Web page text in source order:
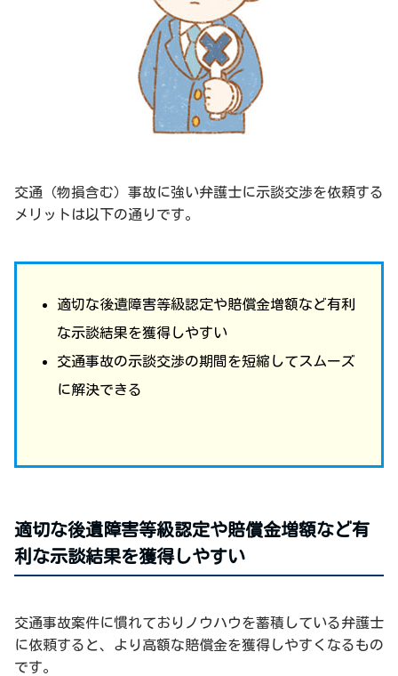
交通（物損含む）事故に強い弁護士に示談交渉を依頼する
メリットは以下の通りです。
適切な後遺障害等級認定や賠償金増額など有利
な示談結果を獲得しやすい
交通事故の示談交渉の期間を短縮してスムーズ
に解決できる
適切な後遺障害等級認定や賠償金増額など有
利な示談結果を獲得しやすい
交通事故案件に慣れておりノウハウを蓄積している弁護士
に依頼すると、より高額な賠償金を獲得しやすくなるもの
です。